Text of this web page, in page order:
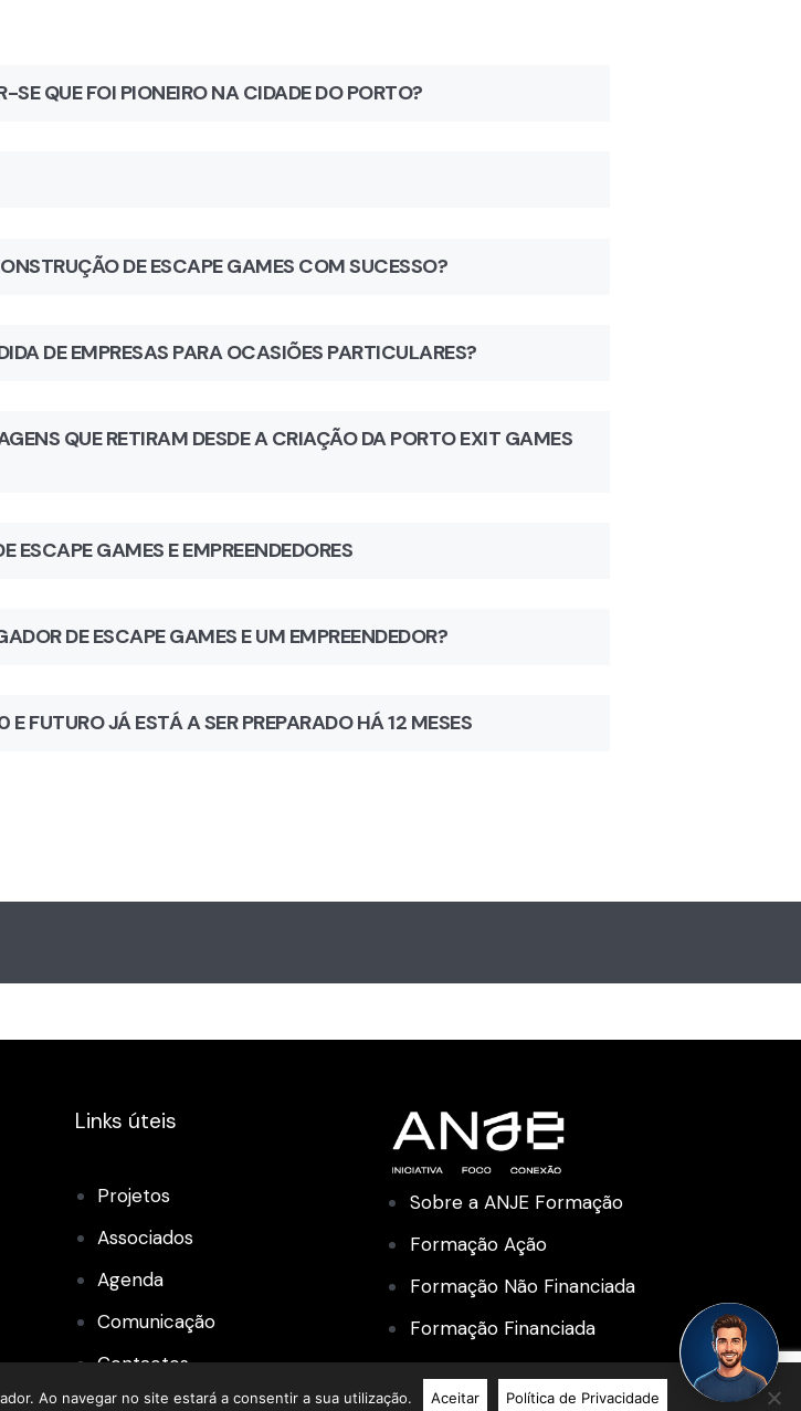
QUE FOI PIONEIRO NA CIDADE DO PORTO?
DE ESCAPE GAMES COM SUCESSO?
DE EMPRESAS PARA OCASIÕES PARTICULARES?
QUE RETIRAM DESDE A CRIAÇÃO DA PORTO EXIT GAMES
ESCAPE GAMES E EMPREENDEDORES
DE ESCAPE GAMES E UM EMPREENDEDOR?
FUTURO JÁ ESTÁ A SER PREPARADO HÁ 12 MESES
Links úteis
Projetos
Associados
Agenda
Comunicação
Contactos
Sobre a ANJE Formação
Formação Ação
Formação Não Financiada
Formação Financiada
Academia de Liderança
Ao navegar no site estará a consentir a sua utilização. Aceitar Política de Privacidade